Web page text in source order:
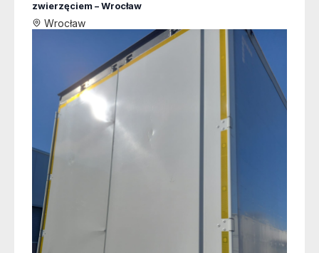
zwierzęciem – Wrocław
Wrocław